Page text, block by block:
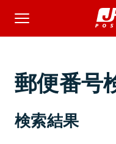
郵便番号
検索結果